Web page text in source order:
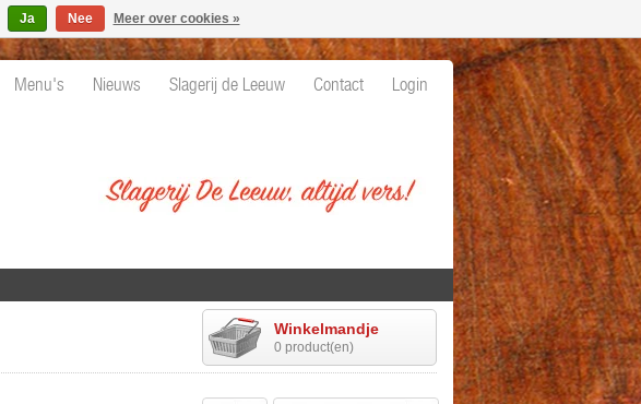
Menu's Nieuws Slagerij de Leeuw Contact Login
Winkelmandje
0 product(en)
Ja Nee Meer over cookies »